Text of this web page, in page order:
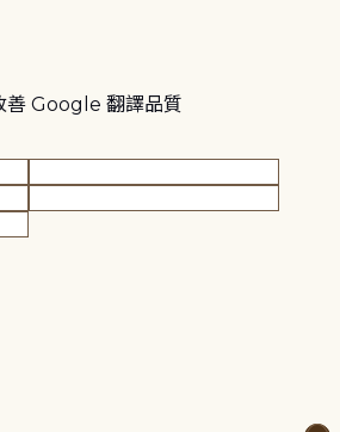
善 Google 翻譯品質